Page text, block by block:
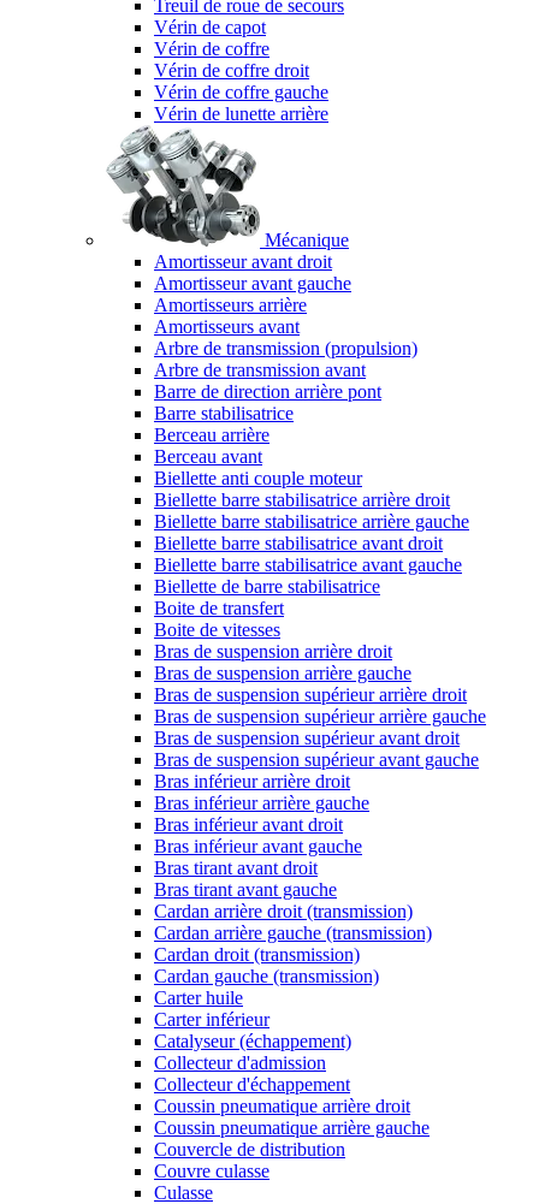
Treuil de roue de secours
Vérin de capot
Vérin de coffre
Vérin de coffre droit
Vérin de coffre gauche
Vérin de lunette arrière
Mécanique
Amortisseur avant droit
Amortisseur avant gauche
Amortisseurs arrière
Amortisseurs avant
Arbre de transmission (propulsion)
Arbre de transmission avant
Barre de direction arrière pont
Barre stabilisatrice
Berceau arrière
Berceau avant
Biellette anti couple moteur
Biellette barre stabilisatrice arrière droit
Biellette barre stabilisatrice arrière gauche
Biellette barre stabilisatrice avant droit
Biellette barre stabilisatrice avant gauche
Biellette de barre stabilisatrice
Boite de transfert
Boite de vitesses
Bras de suspension arrière droit
Bras de suspension arrière gauche
Bras de suspension supérieur arrière droit
Bras de suspension supérieur arrière gauche
Bras de suspension supérieur avant droit
Bras de suspension supérieur avant gauche
Bras inférieur arrière droit
Bras inférieur arrière gauche
Bras inférieur avant droit
Bras inférieur avant gauche
Bras tirant avant droit
Bras tirant avant gauche
Cardan arrière droit (transmission)
Cardan arrière gauche (transmission)
Cardan droit (transmission)
Cardan gauche (transmission)
Carter huile
Carter inférieur
Catalyseur (échappement)
Collecteur d'admission
Collecteur d'échappement
Coussin pneumatique arrière droit
Coussin pneumatique arrière gauche
Couvercle de distribution
Couvre culasse
Culasse